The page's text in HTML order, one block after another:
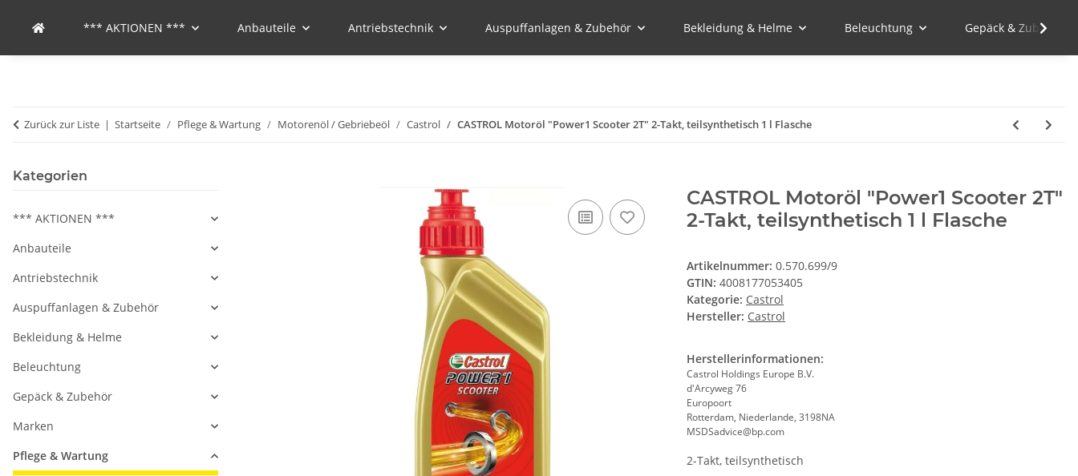
*** AKTIONEN *** Anbauteile Antriebstechnik Auspuffanlagen & Zubehör Bekleidung & Helme Beleuchtung Gepäck & Zubehör
Zurück zur Liste Startseite Pflege & Wartung Motorenöl / Gebriebeöl Castrol CASTROL Motoröl "Power1 Scooter 2T" 2-Takt, teilsynthetisch 1 l Flasche
CASTROL Motoröl "Power1 Scooter 2T"
2-Takt, teilsynthetisch 1 l Flasche
Artikelnummer: 0.570.699/9
GTIN: 4008177053405
Kategorie: Castrol
Hersteller: Castrol
Herstellerinformationen:
Castrol Holdings Europe B.V.
d'Arcyweg 76
Europoort
Rotterdam, Niederlande, 3198NA
MSDSadvice@bp.com
2-Takt, teilsynthetisch
Kategorien
*** AKTIONEN ***
Anbauteile
Antriebstechnik
Auspuffanlagen & Zubehör
Bekleidung & Helme
Beleuchtung
Gepäck & Zubehör
Marken
Pflege & Wartung